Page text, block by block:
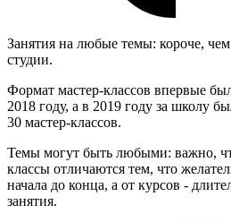
Занятия на любые темы: короче,
студии.
Формат мастер-классов впервые
2018 году, а в 2019 году за школу
30 мастер-классов.
Темы могут быть любыми: важно,
классы отличаются тем, что
начала до конца, а от курсов -
занятия.